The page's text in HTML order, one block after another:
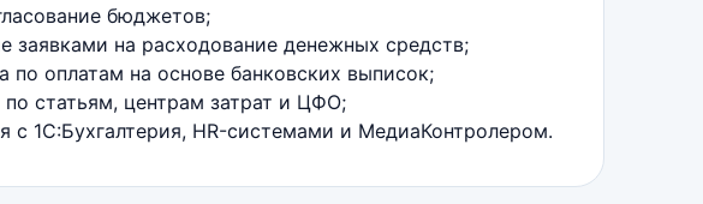
бюджетов;
заявками на расходование денежных средств;
по оплатам на основе банковских выписок;
по статьям, центрам затрат и ЦФО;
с 1С:Бухгалтерия, HR-системами и МедиаКонтролером.